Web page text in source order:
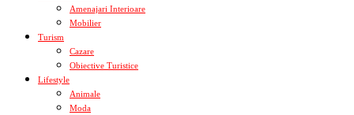
Amenajari Interioare
Mobilier
Turism
Cazare
Obiective Turistice
Lifestyle
Animale
Moda